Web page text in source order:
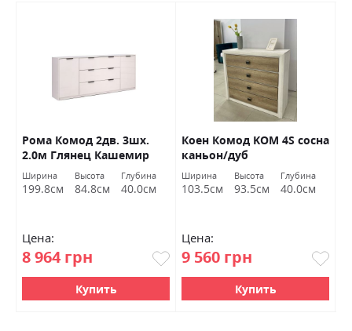
Рома Комод 2дв. 3шх.
2.0м Глянец Кашемир
Миромарк
Ширина
199.8см
Высота
84.8см
Глубина
40.0см
Цена:
8 964 грн
Купить
Коен Комод KOM 4S сосна
каньон/дуб
корабельный БРВ
Украина
Ширина
103.5см
Высота
93.5см
Глубина
40.0см
Цена:
9 560 грн
Купить